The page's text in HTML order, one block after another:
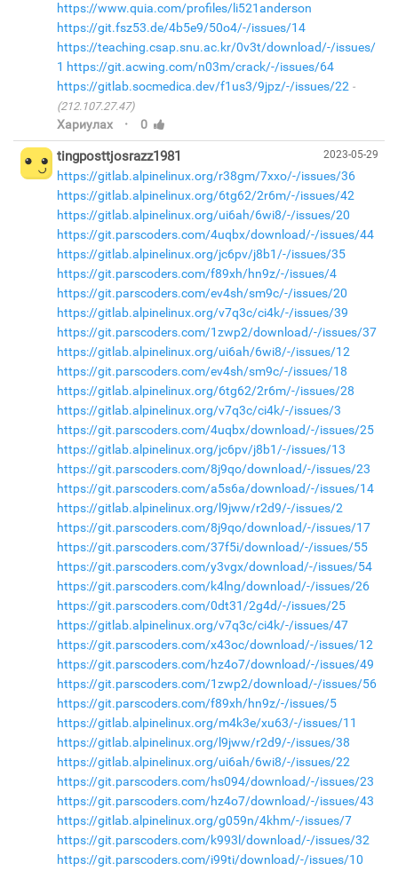
https://www.quia.com/profiles/li521anderson
https://git.fsz53.de/4b5e9/50o4/-/issues/14
https://teaching.csap.snu.ac.kr/0v3t/download/-/issues/
1 https://git.acwing.com/n03m/crack/-/issues/64
https://gitlab.socmedica.dev/f1us3/9jpz/-/issues/22
(212.107.27.47)
Хариулах · 0
2023-05-29
tingposttjosrazz1981
https://gitlab.alpinelinux.org/r38gm/7xxo/-/issues/36
https://gitlab.alpinelinux.org/6tg62/2r6m/-/issues/42
https://gitlab.alpinelinux.org/ui6ah/6wi8/-/issues/20
https://git.parscoders.com/4uqbx/download/-/issues/44
https://gitlab.alpinelinux.org/jc6pv/j8b1/-/issues/35
https://git.parscoders.com/f89xh/hn9z/-/issues/4
https://git.parscoders.com/ev4sh/sm9c/-/issues/20
https://gitlab.alpinelinux.org/v7q3c/ci4k/-/issues/39
https://git.parscoders.com/1zwp2/download/-/issues/37
https://gitlab.alpinelinux.org/ui6ah/6wi8/-/issues/12
https://git.parscoders.com/ev4sh/sm9c/-/issues/18
https://gitlab.alpinelinux.org/6tg62/2r6m/-/issues/28
https://gitlab.alpinelinux.org/v7q3c/ci4k/-/issues/3
https://git.parscoders.com/4uqbx/download/-/issues/25
https://gitlab.alpinelinux.org/jc6pv/j8b1/-/issues/13
https://git.parscoders.com/8j9qo/download/-/issues/23
https://git.parscoders.com/a5s6a/download/-/issues/14
https://gitlab.alpinelinux.org/l9jww/r2d9/-/issues/2
https://git.parscoders.com/8j9qo/download/-/issues/17
https://git.parscoders.com/37f5i/download/-/issues/55
https://git.parscoders.com/y3vgx/download/-/issues/54
https://git.parscoders.com/k4lng/download/-/issues/26
https://git.parscoders.com/0dt31/2g4d/-/issues/25
https://gitlab.alpinelinux.org/v7q3c/ci4k/-/issues/47
https://git.parscoders.com/x43oc/download/-/issues/12
https://git.parscoders.com/hz4o7/download/-/issues/49
https://git.parscoders.com/1zwp2/download/-/issues/56
https://git.parscoders.com/f89xh/hn9z/-/issues/5
https://gitlab.alpinelinux.org/m4k3e/xu63/-/issues/11
https://gitlab.alpinelinux.org/l9jww/r2d9/-/issues/38
https://gitlab.alpinelinux.org/ui6ah/6wi8/-/issues/22
https://git.parscoders.com/hs094/download/-/issues/23
https://git.parscoders.com/hz4o7/download/-/issues/43
https://gitlab.alpinelinux.org/g059n/4khm/-/issues/7
https://git.parscoders.com/k993l/download/-/issues/32
https://git.parscoders.com/i99ti/download/-/issues/10